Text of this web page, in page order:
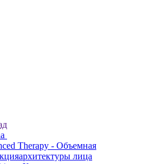
Therapy - Объемная
лица